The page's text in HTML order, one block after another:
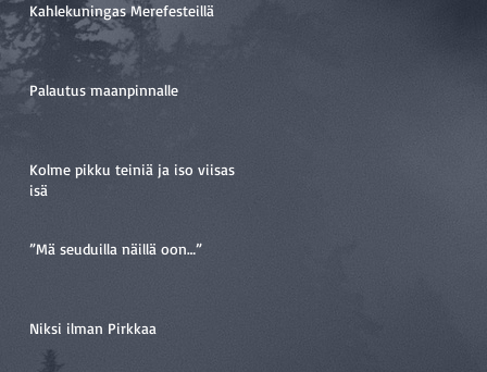
Kahlekuningas Merefesteillä
Palautus maanpinnalle
Kolme pikku teiniä ja iso viisas
isä
”Mä seuduilla näillä oon…”
Niksi ilman Pirkkaa